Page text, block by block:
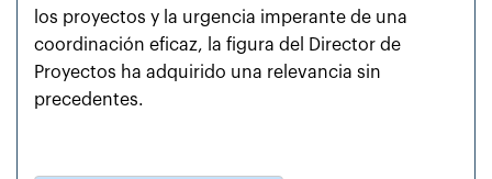
los proyectos y la urgencia imperante de una
coordinación eficaz, la figura del Director de
Proyectos ha adquirido una relevancia sin
precedentes.